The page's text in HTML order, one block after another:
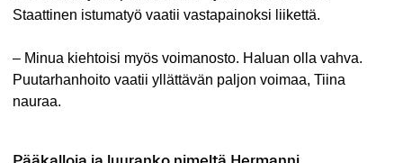
Staattinen istumatyö vaatii vastapainoksi liikettä.
– Minua kiehtoisi myös voimanosto. Haluan olla vahva.
Puutarhanhoito vaatii yllättävän paljon voimaa, Tiina
nauraa.